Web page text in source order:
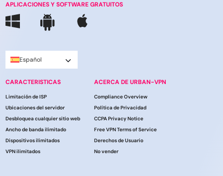
APLICACIONES Y SOFTWARE GRATUITOS
Español
CARACTERISTICAS
Limitación de ISP
Ubicaciones del servidor
Desbloquea cualquier sitio web
Ancho de banda ilimitado
Dispositivos ilimitados
VPN ilimitados
ACERCA DE URBAN-VPN
Compliance Overview
Política de Privacidad
CCPA Privacy Notice
Free VPN Terms of Service
Derechos de Usuario
No vender